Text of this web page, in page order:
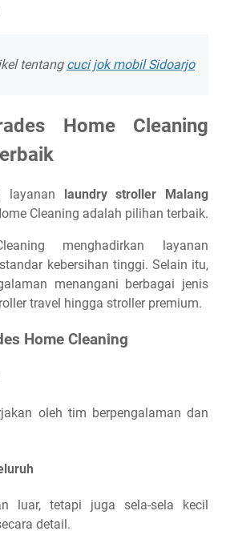
tentang cuci jok mobil Sidoarjo
Home Cleaning
layanan
laundry stroller Malang
Cleaning adalah pilihan terbaik.
menghadirkan layanan
kebersihan tinggi. Selain itu,
menangani berbagai jenis
travel hingga stroller premium.
Home Cleaning
oleh tim berpengalaman dan
luar, tetapi juga sela-sela kecil
detail.